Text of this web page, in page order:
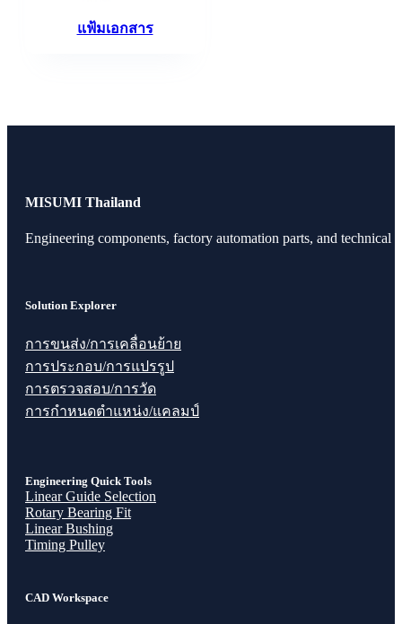
แฟ้มเอกสาร
MISUMI Thailand
Engineering components, factory automation parts, and technical
Solution Explorer
การขนส่ง/การเคลื่อนย้าย
การประกอบ/การแปรรูป
การตรวจสอบ/การวัด
การกำหนดตำแหน่ง/แคลมป์
Engineering Quick Tools
Linear Guide Selection
Rotary Bearing Fit
Linear Bushing
Timing Pulley
CAD Workspace